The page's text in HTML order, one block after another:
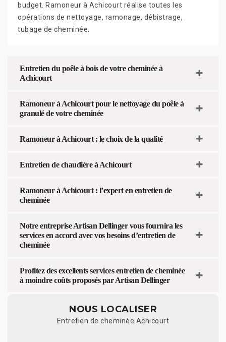
budget. Ramoneur à Achicourt réalise toutes les
opérations de nettoyage, ramonage, débistrage,
tubage de cheminée.
Entretien du poêle à bois de votre cheminée à
Achicourt
Ramoneur à Achicourt pour le nettoyage du poêle à
granulé de votre cheminée
Ramoneur à Achicourt : le choix de la qualité
Entretien de chaudière à Achicourt
Ramoneur à Achicourt : l’expert en entretien de
cheminée
Notre entreprise Artisan Dellinger vous fournira les
services en accord avec vos besoins d’entretien de
cheminée
Profitez des excellents services entretien de cheminée
à moindre coûts proposés par Artisan Dellinger
NOUS LOCALISER
Entretien de cheminée Achicourt